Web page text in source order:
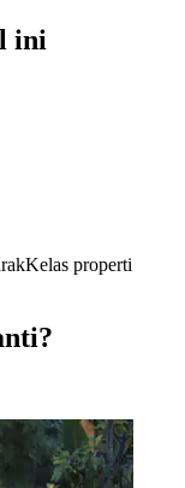
ini
Kelas properti